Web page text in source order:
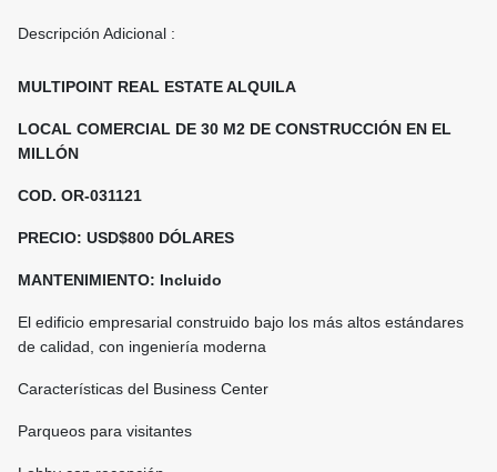
Descripción Adicional :
MULTIPOINT REAL ESTATE ALQUILA
LOCAL COMERCIAL DE 30 M2 DE CONSTRUCCIÓN EN EL
MILLÓN
COD. OR-031121
PRECIO: USD$800 DÓLARES
MANTENIMIENTO: Incluido
El edificio empresarial construido bajo los más altos estándares
de calidad, con ingeniería moderna
Características del Business Center
Parqueos para visitantes